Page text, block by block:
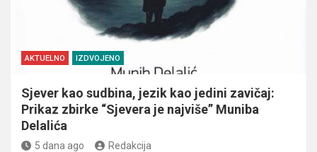
AKTUELNO IZDVOJENO
Sjever kao sudbina, jezik kao jedini zavičaj:
Prikaz zbirke “Sjevera je najviše” Muniba
Delalića
5 dana ago Redakcija